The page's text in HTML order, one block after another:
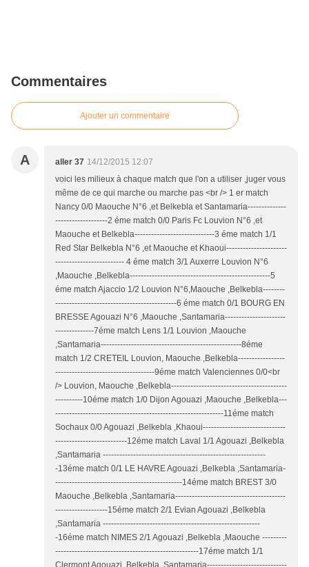
Commentaires
Ajouter un commentaire
A aller 37 14/12/2015 12:07
voici les milieux à chaque match que l'on a utiliser ,juger vous
même de ce qui marche ou marche pas <br /> 1 er match
Nancy 0/0 Maouche N°6 ,et Belkebla et Santamaria--------------
-------------------2 éme match 0/0 Paris Fc Louvion N°6 ,et
Maouche et Belkebla-----------------------------3 éme match 1/1
Red Star Belkebla N°6 ,et Maouche et Khaoui----------------------
------------------------- 4 éme match 3/1 Auxerre Louvion N°6
,Maouche ,Belkebla---------------------------------------------------5
éme match Ajaccio 1/2 Louvion N°6,Maouche ,Belkebla--------
--------------------------------------------6 éme match 0/1 BOURG EN
BRESSE Agouazi N°6 ,Maouche ,Santamaria----------------------
--------------7éme match Lens 1/1 Louvion ,Maouche
,Santamaria---------------------------------------------------8éme
match 1/2 CRETEIL Louvion, Maouche ,Belkebla-----------------
------------------------------------9éme match Valenciennes 0/0<br
/> Louvion, Maouche ,Belkebla------------------------------------------
----------10éme match 1/0 Dijon Agouazi ,Maouche ,Belkebla---
-------------------------------------------------------------11éme match
Sochaux 0/0 Agouazi ,Belkebla ,Khaoui------------------------------
--------------------------12éme match Laval 1/1 Agouazi ,Belkebla
,Santamaria -----------------------------------------------------------
-13éme match 0/1 LE HAVRE Agouazi ,Belkebla ,Santamaria-
----------------------------------------------14éme match BREST 3/0
Maouche ,Belkebla ,Santamaria----------------------------------------
-------------------15éme match 2/1 Evian Agouazi ,Belkebla
,Santamaria ---------------------------------------------------------
-16éme match NIMES 2/1 Agouazi ,Belkebla ,Maouche ---------
----------------------------------------------------17éme match 1/1
Clermont Agouazi ,Belkebla ,Santamaria-----------------------------